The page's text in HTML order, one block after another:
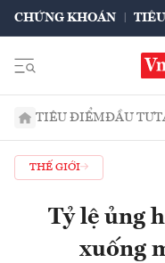
CHỨNG KHOÁN
TIÊU ĐIỂMĐẦU TƯ
THẾ GIỚI
Tỷ lệ ủng
xuống